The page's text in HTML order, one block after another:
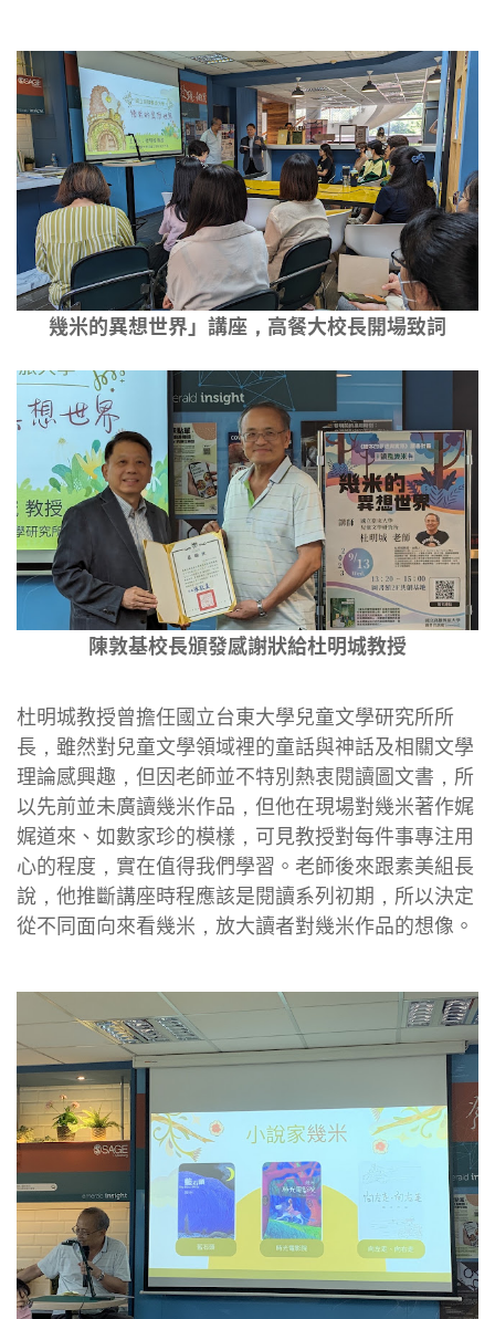
幾米的異想世界」講座，高餐大校長開場致詞
陳敦基校長頒發感謝狀給杜明城教授
杜明城教授曾擔任國立台東大學兒童文學研究所所
長，雖然對兒童文學領域裡的童話與神話及相關文學
理論感興趣，但因老師並不特別熱衷閱讀圖文書，所
以先前並未廣讀幾米作品，但他在現場對幾米著作娓
娓道來、如數家珍的模樣，可見教授對每件事專注用
心的程度，實在值得我們學習。老師後來跟素美組長
說，他推斷講座時程應該是閱讀系列初期，所以決定
從不同面向來看幾米，放大讀者對幾米作品的想像。